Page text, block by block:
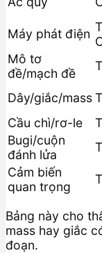
Máy phát điện
Mô tơ
đề/mạch đề
Dây/giắc/mass
Cầu chì/rơ-le
Bugi/cuộn
đánh lửa
Cảm biến
quan trọng
Bảng này cho
mass hay giắc
đoạn.